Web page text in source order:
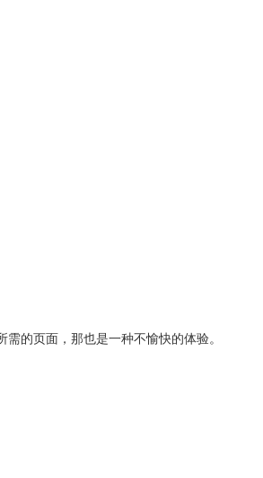
的页面，那也是一种不愉快的体验。